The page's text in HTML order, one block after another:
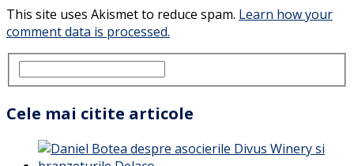
This site uses Akismet to reduce spam. Learn how your
comment data is processed.
Cele mai citite articole